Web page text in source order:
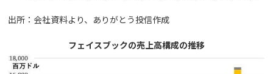
出所：会社資料より、ありがとう投信作成
フェイスブックの売上高構成の推移